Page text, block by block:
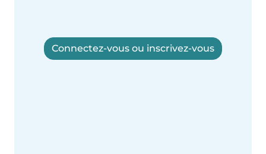
Connectez-vous ou inscrivez-vous